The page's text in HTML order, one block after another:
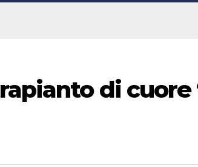
di cuore